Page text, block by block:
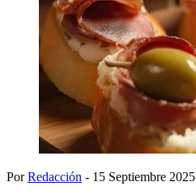
PorRedacción - 15 Septiembre 2025